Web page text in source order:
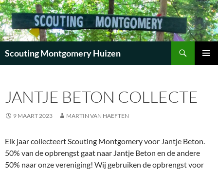
Scouting Montgomery Huizen
INHOUD
JANTJE BETON COLLECTE
9 MAART 2023 MARTIN VAN HAEFTEN
Elk jaar collecteert Scouting Montgomery voor Jantje Beton.
50% van de opbrengst gaat naar Jantje Beton en de andere
50% naar onze vereniging! Wij gebruiken de opbrengst voor